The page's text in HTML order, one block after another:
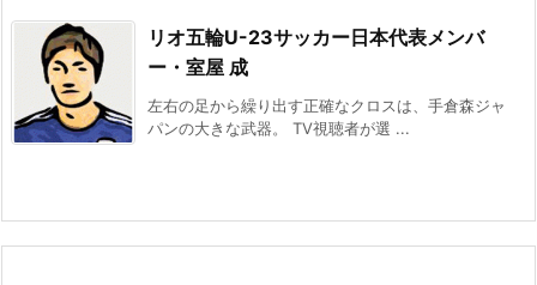
リオ五輪U-23サッカー日本代表メンバ
ー・室屋 成
左右の足から繰り出す正確なクロスは、手倉森ジャ
パンの大きな武器。 TV視聴者が選 ...